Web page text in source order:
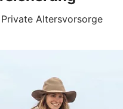
Altersvorsorge